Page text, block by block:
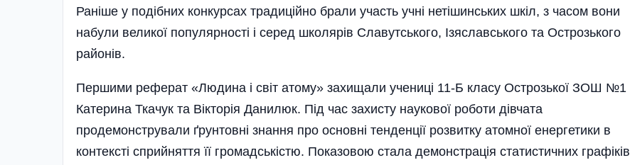
Раніше у поді­бних конкурсах традиційно брали участь учні нетішинських шкіл, з часом вони
набули великої популярності і серед школярів Славутського, Ізяславського та Острозького
районів.
Першими реферат «Людина і світ атому» захищали учениці 11-Б класу Острозької ЗОШ №1
Катерина Ткачук та Вікторія Данилюк. Під час захисту наукової роботи дівчата
продемонстрували ґрунтовні знання про основні тенденції розвитку атомної енергетики в
контексті сприйняття її громадськістю. Показовою стала демонстрація статистичних графіків